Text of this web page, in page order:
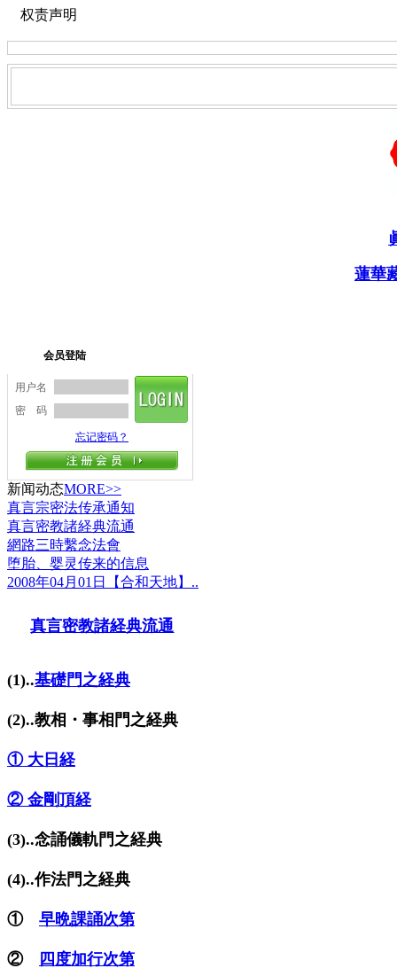
权责声明
蓮華
新闻动态MORE>>
真言宗密法传承通知
真言密教諸経典流通
網路三時繫念法會
堕胎、婴灵传来的信息
2008年04月01日【合和天地】..
真言密教諸経典流通
(1)..基礎門之経典
(2)..教相・事相門之経典
① 大日経
② 金剛頂経
(3)..念誦儀軌門之経典
(4)..作法門之経典
① 早晩課誦次第
② 四度加行次第